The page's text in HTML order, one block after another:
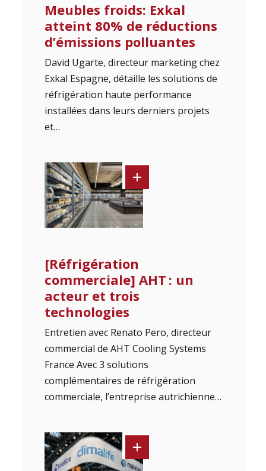
Meubles froids: Exkal
atteint 80% de réductions
d’émissions polluantes
David Ugarte, directeur marketing chez
Exkal Espagne, détaille les solutions de
réfrigération haute performance
installées dans leurs derniers projets
et…
[Réfrigération
commerciale] AHT : un
acteur et trois
technologies
Entretien avec Renato Pero, directeur
commercial de AHT Cooling Systems
France Avec 3 solutions
complémentaires de réfrigération
commerciale, l’entreprise autrichienne…